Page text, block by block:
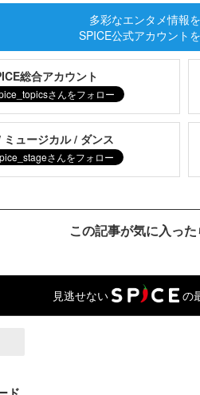
多彩なエンタメ情報
SPICE公式アカウント
総合アカウント
ミュージカル / ダンス
この記事が気に入った
見逃せない の